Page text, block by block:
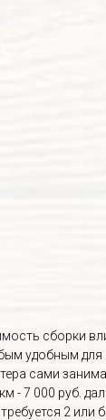
сборки
удобным для
сами
- 7 000 руб.
2 или